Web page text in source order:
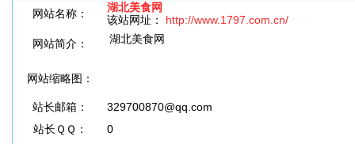
网站名称：
湖北美食网
该站网址： http://www.1797.com.cn/
网站简介：
湖北美食网
网站缩略图：
站长邮箱：
329700870@qq.com
站长ＱＱ：
0